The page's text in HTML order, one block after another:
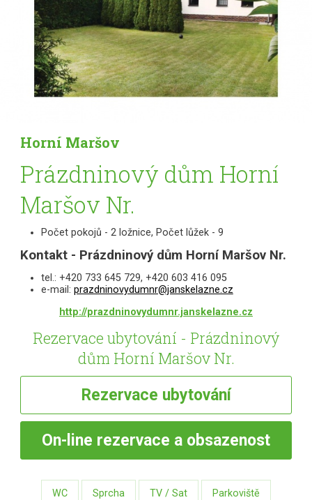
Horní Maršov
Prázdninový dům Horní
Maršov Nr.
Počet pokojů - 2 ložnice, Počet lůžek - 9
Kontakt - Prázdninový dům Horní Maršov Nr.
tel.: +420 733 645 729, +420 603 416 095
e-mail: prazdninovydumnr@janskelazne.cz
http://prazdninovydumnr.janskelazne.cz
Rezervace ubytování - Prázdninový
dům Horní Maršov Nr.
Rezervace ubytování
On-line rezervace a obsazenost
WC Sprcha TV / Sat Parkoviště